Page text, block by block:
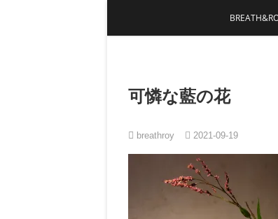
content
可憐な藍の花
breathroy 2021-09-19